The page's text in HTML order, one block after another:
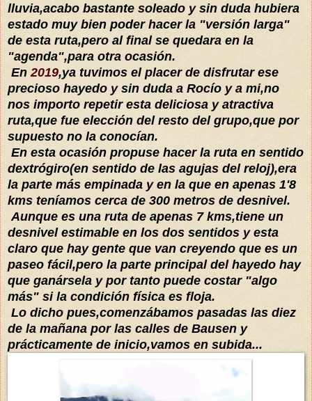
lluvia,acabo bastante soleado y sin duda hubiera
estado muy bien poder hacer la "versión larga"
de esta ruta,pero al final se quedara en la
"agenda",para otra ocasión.
En 2019,ya tuvimos el placer de disfrutar ese
precioso hayedo y sin duda a Rocío y a mi,no
nos importo repetir esta deliciosa y atractiva
ruta,que fue elección del resto del grupo,que por
supuesto no la conocían.
En esta ocasión propuse hacer la ruta en sentido
dextrógiro(en sentido de las agujas del reloj),era
la parte más empinada y en la que en apenas 1'8
kms teníamos cerca de 300 metros de desnivel.
Aunque es una ruta de apenas 7 kms,tiene un
desnivel estimable en los dos sentidos y esta
claro que hay gente que van creyendo que es un
paseo fácil,pero la parte principal del hayedo hay
que ganársela y por tanto puede costar "algo
más" si la condición física es floja.
Lo dicho pues,comenzábamos pasadas las diez
de la mañana por las calles de Bausen y
prácticamente de inicio,vamos en subida...